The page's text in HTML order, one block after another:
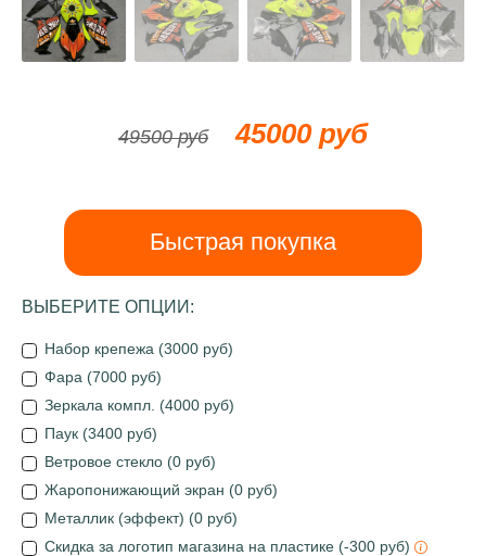
49500 руб 45000 руб
Быстрая покупка
ВЫБЕРИТЕ ОПЦИИ:
Набор крепежа (3000 руб)
Фара (7000 руб)
Зеркала компл. (4000 руб)
Паук (3400 руб)
Ветровое стекло (0 руб)
Жаропонижающий экран (0 руб)
Металлик (эффект) (0 руб)
Скидка за логотип магазина на пластике (-300 руб)